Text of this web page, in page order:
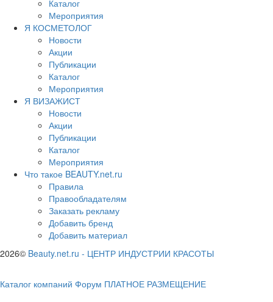
Каталог
Мероприятия
Я КОСМЕТОЛОГ
Новости
Акции
Публикации
Каталог
Мероприятия
Я ВИЗАЖИСТ
Новости
Акции
Публикации
Каталог
Мероприятия
Что такое BEAUTY.net.ru
Правила
Правообладателям
Заказать рекламу
Добавить бренд
Добавить материал
2026© Beauty.net.ru - ЦЕНТР ИНДУСТРИИ КРАСОТЫ
Каталог компаний Форум ПЛАТНОЕ РАЗМЕЩЕНИЕ